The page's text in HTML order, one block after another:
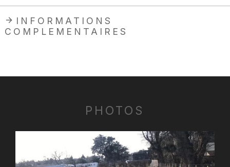
INFORMATIONS
COMPLEMENTAIRES
PHOTOS